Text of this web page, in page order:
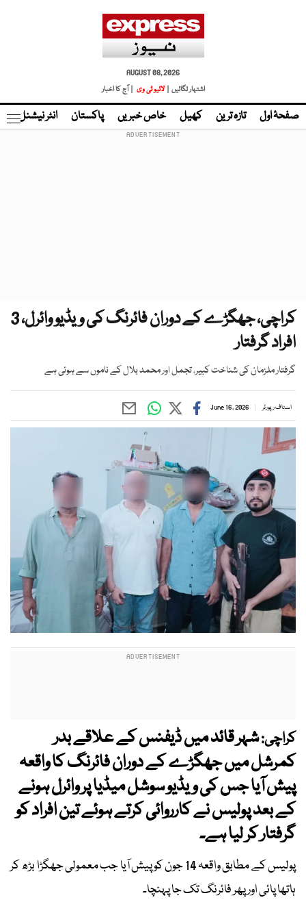
AUGUST 08, 2026
اشتہار لگائیں |
لائیو ٹی وی | آج کا اخبار
صفحۂ اول تازہ ترین کھیل خاص خبریں پاکستان انٹر نیشنل
کراچی، جھگڑے کے دوران فائرنگ کی ویڈیو وائرل، 3
افراد گرفتار
گرفتار ملزمان کی شناخت کبیر، تجمل اور محمد بلال کے ناموں سے ہوئی ہے
اسٹاف رپورٹر June 16, 2026
کراچی:شہر قائد میں ڈیفنس کے علاقے بدر
کمرشل میں جھگڑے کے دوران فائرنگ کا واقعہ
پیش آیا جس کی ویڈیو سوشل میڈیا پر وائرل ہونے
کے بعد پولیس نے کارروائی کرتے ہوئے تین افراد کو
گرفتار کر لیا ہے۔
پولیس کے مطابق واقعہ 14 جون کو پیش آیا جب معمولی جھگڑا بڑھ کر
ہاتھا پائی اور پھر فائرنگ تک جا پہنچا۔